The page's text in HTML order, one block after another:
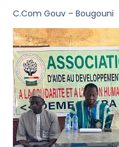
C.Com Gouv – Bougouni